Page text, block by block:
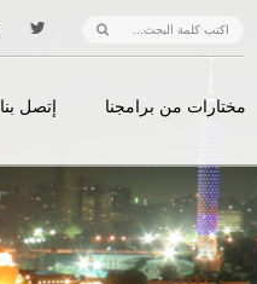
مختارات من برامجنا إتصل بنا